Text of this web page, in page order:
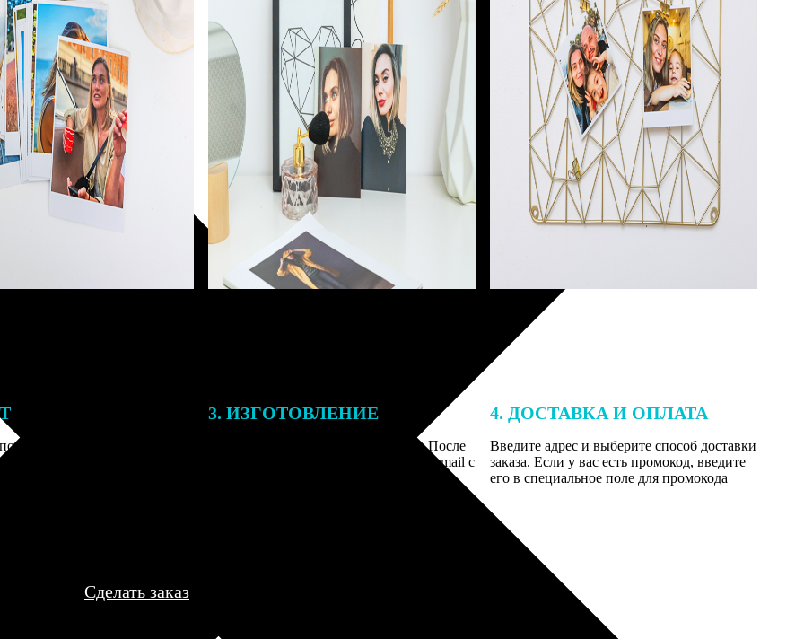
заказа к печати
могут связаться с Вами
телефону или email для
деталей.
3. ИЗГОТОВЛЕНИЕ
Оплатите заказ банковской картой. После
оплаты получите подтверждение на email с
описанием заказа. Когда отправим заказ
4. ДОСТАВКА И ОПЛАТА
Введите адрес и выберите способ доставки
заказа. Если у вас есть промокод, введите
его в специальное поле для промокода
Сделать заказ